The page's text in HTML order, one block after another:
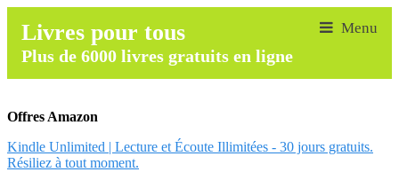
Livres pour tous
Plus de 6000 livres gratuits en ligne
Offres Amazon
Kindle Unlimited | Lecture et Écoute Illimitées - 30 jours gratuits.
Résiliez à tout moment.